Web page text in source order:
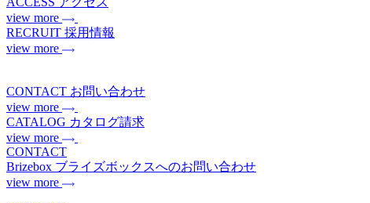
view more
RECRUIT 採用情報
view more
CONTACT お問い合わせ
view more
CATALOG カタログ請求
view more
CONTACT
Brizebox ブライズボックスへのお問い合わせ
view more